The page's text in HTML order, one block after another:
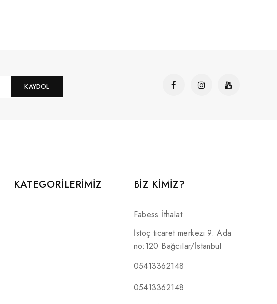
KAYDOL
KATEGORILERIMIZ BİZ KİMİZ?
Fabess İthalat
İstoç ticaret merkezi 9. Ada
no:120 Bağcılar/İstanbul
05413362148
05413362148